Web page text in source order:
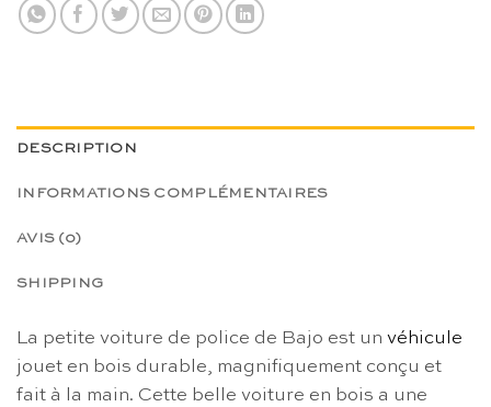
DESCRIPTION
INFORMATIONS COMPLÉMENTAIRES
AVIS (0)
SHIPPING
La petite voiture de police de Bajo est un véhicule
jouet en bois durable, magnifiquement conçu et
fait à la main. Cette belle voiture en bois a une